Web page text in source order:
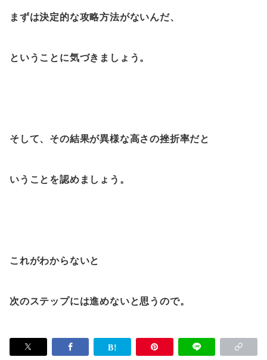
まずは決定的な攻略方法がないんだ、
ということに気づきましょう。
そして、その結果が異様な高さの挫折率だと
いうことを認めましょう。
これがわからないと
次のステップには進めないと思うので。